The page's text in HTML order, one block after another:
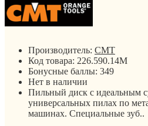
Производитель: CMT
Код товара: 226.590.14M
Бонусные баллы: 349
Нет в наличии
Пильный диск с идеальным
универсальных пилах по
машинах. Специальные зуб..